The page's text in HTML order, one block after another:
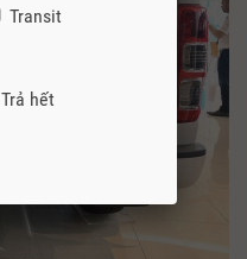
Transit
Trả hết